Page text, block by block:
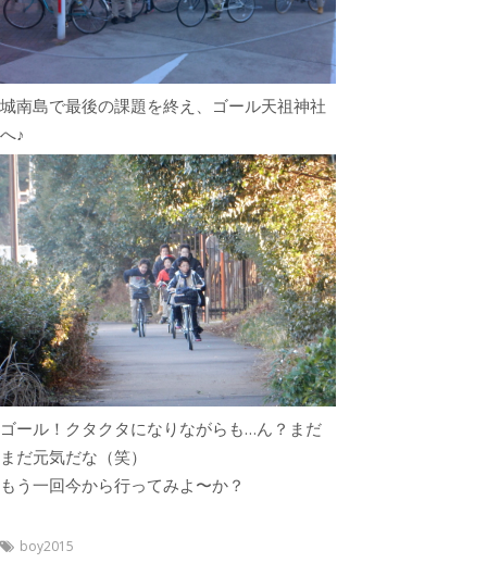
城南島で最後の課題を終え、ゴール天祖神社
へ♪
ゴール！クタクタになりながらも…ん？まだ
まだ元気だな（笑）
もう一回今から行ってみよ〜か？
boy2015